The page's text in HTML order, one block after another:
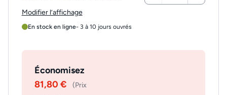
Modifier l’affichage
En stock en ligne- 3 à 10 jours ouvrés
Économisez
81,80 €
(Prix